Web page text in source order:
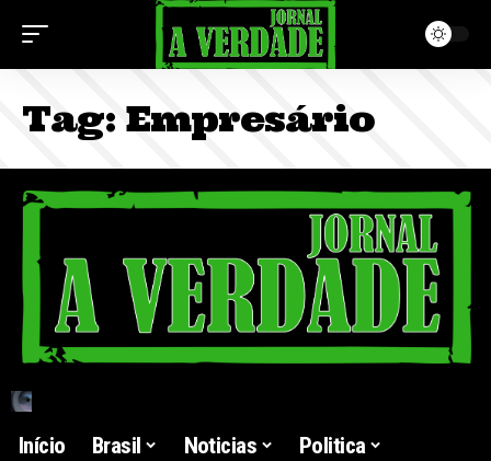
Tag: Empresário
Início Brasil Noticias
Politica